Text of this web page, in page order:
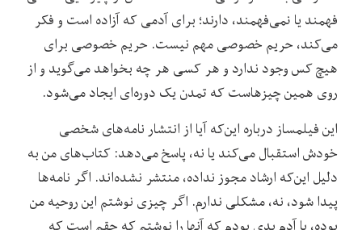
فهمند یا نمی‌فهمند، دارند؛ برای آدمی که آزاده است و فکر
می‌کند، حریم خصوصی مهم نیست. حریم خصوصی برای
هیچ کس وجود ندارد و هر کسی هر چه بخواهد می‌گوید و از
روی همین چیزهاست که تمدن یک دوره‌ای ایجاد می‌شود.
این فیلمساز درباره این‌که آیا از انتشار نامه‌های شخصی
خودش استقبال می‌کند یا نه، پاسخ می‌دهد: کتاب‌های من به
دلیل این‌که ارشاد مجوز نداده، منتشر نشده‌اند. اگر نامه‌ها
پیدا شود، نه، مشکلی ندارم. اگر چیزی نوشتم این روحیه من
بوده، یا آدم بدی بودم که آنها را نوشتم که حقم است که